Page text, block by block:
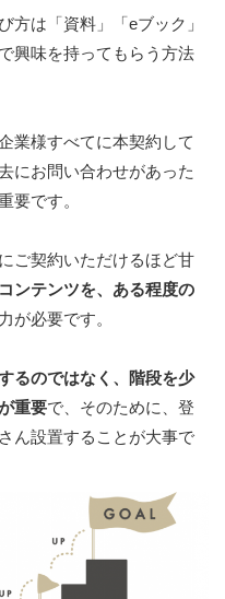
び方は「資料」「eブック」
興味を持ってもらう方法
業様すべてに本契約して
にお問い合わせがあった
要です。
ご契約いただけるほど甘
ンテンツを、ある程度の
が必要です。
るのではなく、階段を少
重要で、そのために、登
ん設置することが大事で